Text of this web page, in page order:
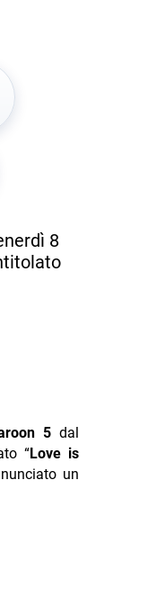
8
5 dal
“Love is
un